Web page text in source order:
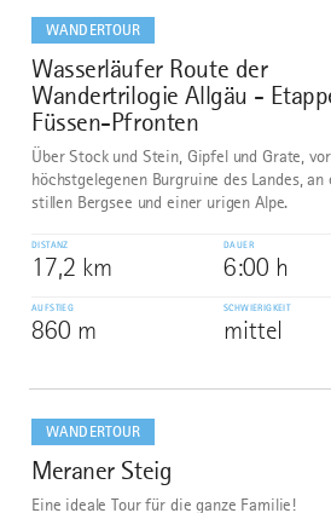
WANDERTOUR
7
Wasserläufer Route der
Wandertrilogie Allgäu -
Füssen-Pfronten
Über Stock und Stein, Gipfel und Grate,
höchstgelegenen Burgruine des Landes, an
stillen Bergsee und einer urigen Alpe.
DISTANZ
17,2 km
DAUER
6:00 h
AUFSTIEG
860 m
SCHWIERIGKEIT
mittel
dazu
WANDERTOUR
8
Meraner Steig
Eine ideale Tour für die ganze Familie!
dazu